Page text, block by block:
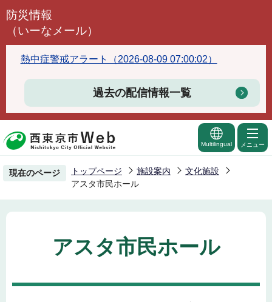
こ
頭
で
防災情報
（いーなメール）
熱中症警戒アラート（2026-08-09 07:00:02）
過去の配信情報一覧
Multilingual メニュー
現在のページ トップページ 施設案内
文化施設
アスタ市民ホール
アスタ市民ホール